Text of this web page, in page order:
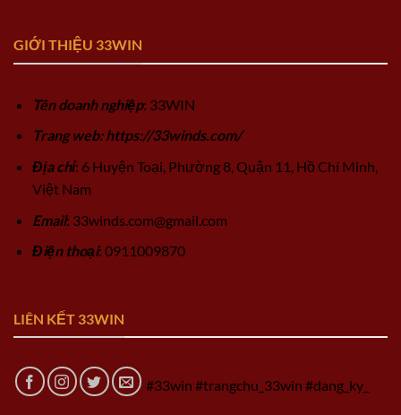
GIỚI THIỆU 33WIN
Tên doanh nghiệp: 33WIN
Trang web: https://33winds.com/
Địa chỉ: 6 Huyện Toại, Phường 8, Quận 11, Hồ Chí Minh,
Việt Nam
Email: 33winds.com@gmail.com
Điện thoại: 0911009870
LIÊN KẾT 33WIN
#33win #trangchu_33win #dang_ky_